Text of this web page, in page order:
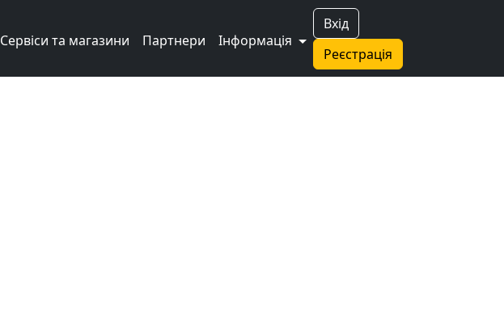
Вхід
Реєстрація
Сервіси та магазини Партнери Інформація